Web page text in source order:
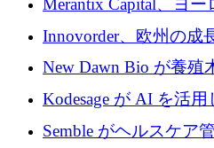
Merantix Capital、ヨ
スタートアップ向けに
ァンドを立ち上げる
Innovorder、欧州の成
めに2,000万ユーロを
New Dawn Bio が養殖
ドで 210 万ユーロを
Kodesage が AI を活
ェアの最新化のために
Semble がヘルスケア